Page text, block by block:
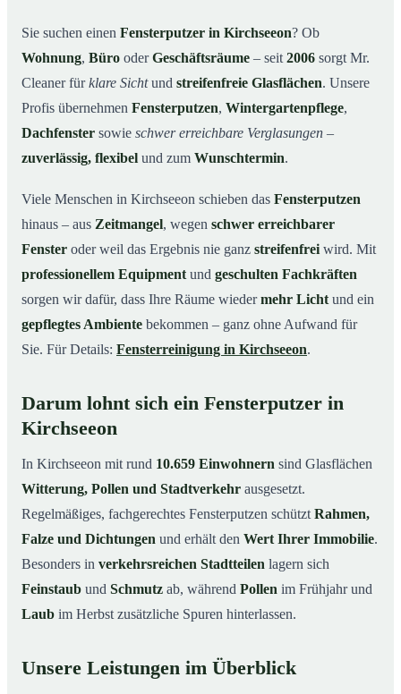
03Unsere Leistungen im Überblick
04Warum Mr. Cleaner in Kirchseeon?
05So funktioniert’s
07Jetzt kostenloses Angebot einholen
Kirchseeon im Einsatz
Sie suchen einen Fensterputzer in Kirchseeon? Ob
Wohnung, Büro oderGeschäftsräume – seit 2006 sorgt Mr.
Cleaner fürklare Sichtund streifenfreie Glasflächen. Unsere
Profis übernehmen Fensterputzen, Wintergartenpflege,
Dachfenster sowie schwer erreichbare Verglasungen –
zuverlässig, flexibel und zum Wunschtermin.
Viele Menschen in Kirchseeon schieben das Fensterputzen
hinaus – aus Zeitmangel, wegen schwer erreichbarer
Fenster oder weil das Ergebnis nie ganz streifenfrei wird. Mit
professionellem Equipment und geschulten Fachkräften
sorgen wir dafür, dass Ihre Räume wiedermehr Licht und ein
gepflegtes Ambiente bekommen – ganz ohne Aufwand für
Sie. Für Details: Fensterreinigung in Kirchseeon.
Darum lohnt sich ein Fensterputzer in
Kirchseeon
In Kirchseeon mit rund 10.659 Einwohnern sind Glasflächen
Witterung, Pollen und Stadtverkehr ausgesetzt.
Regelmäßiges, fachgerechtes Fensterputzen schützt Rahmen,
Falze und Dichtungen und erhält den Wert Ihrer Immobilie.
Besonders in verkehrsreichen Stadtteilen lagern sich
Feinstaub und Schmutz ab, während Pollen im Frühjahr und
Laub im Herbst zusätzliche Spuren hinterlassen.
Unsere Leistungen im Überblick